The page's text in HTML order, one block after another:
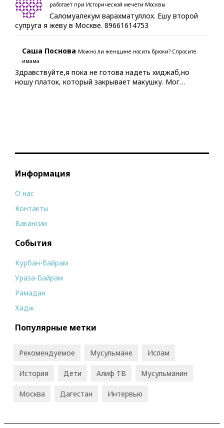
работает при Исторической мечети Москвы
Саломуалекум варахматуллох. Ешу второй
супруга я жеву в Москве. 89661614753
Саша Поснова Можно ли женщине носить брюки? Спросите
имама
Здравствуйте,я пока не готова надеть хиджаб,но
ношу платок, который закрывает макушку. Мог…
Информация
О нас
Контакты
Вакансии
События
Курбан-байрам
Ураза-байрам
Рамадан
Хадж
Популярные метки
Рекомендуемое Мусульмане Ислам
История Дети Алиф ТВ Мусульманин
Москва Дагестан Интервью